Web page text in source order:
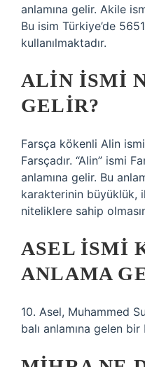
anlamına gelir. Akile
Bu isim Türkiye’de
kullanılmaktadır.
ALIN ISMI
GELIR?
Farsça kökenli Alin
Farsçadır. “Alin” ismi
anlamına gelir. Bu
karakterinin büyüklük,
niteliklere sahip
ASEL ISMI
ANLAMA
10. Asel, Muhammed
balı anlamına gelen bir